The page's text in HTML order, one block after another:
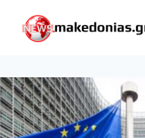
content